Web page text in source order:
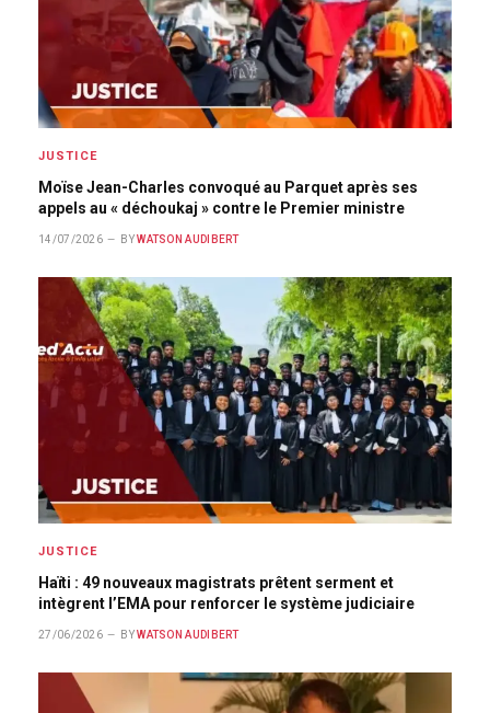
JUSTICE
Moïse Jean-Charles convoqué au Parquet après ses
appels au « déchoukaj » contre le Premier ministre
14/07/2026 BY WATSON AUDIBERT
JUSTICE
Haïti : 49 nouveaux magistrats prêtent serment et
intègrent l’EMA pour renforcer le système judiciaire
27/06/2026 BY WATSON AUDIBERT